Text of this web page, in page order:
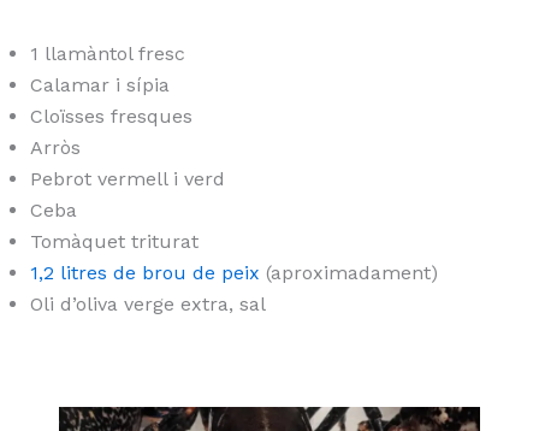
1 llamàntol fresc
Calamar i sípia
Cloïsses fresques
Arròs
Pebrot vermell i verd
Ceba
Tomàquet triturat
1,2 litres de brou de peix (aproximadament)
Oli d’oliva verge extra, sal